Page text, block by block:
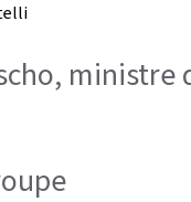
ministre